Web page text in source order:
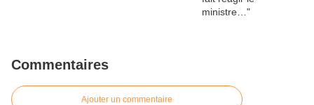
Commentaires
Ajouter un commentaire